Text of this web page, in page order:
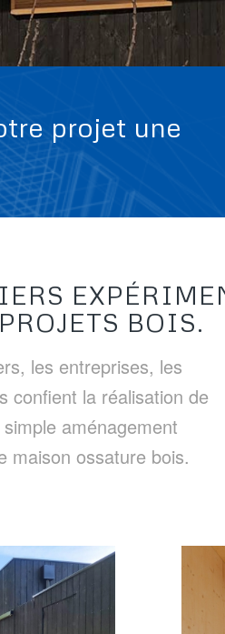
projet une
BOIS.
les entreprises, les
confient la réalisation de
aménagement
maison ossature bois.